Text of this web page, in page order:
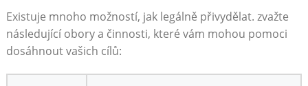
Existuje mnoho možností, ‍jak ‍legálně​ přivydělat. zvažte
následující obory a činnosti, které‍ vám mohou​ pomoci
dosáhnout vašich⁢ cílů: